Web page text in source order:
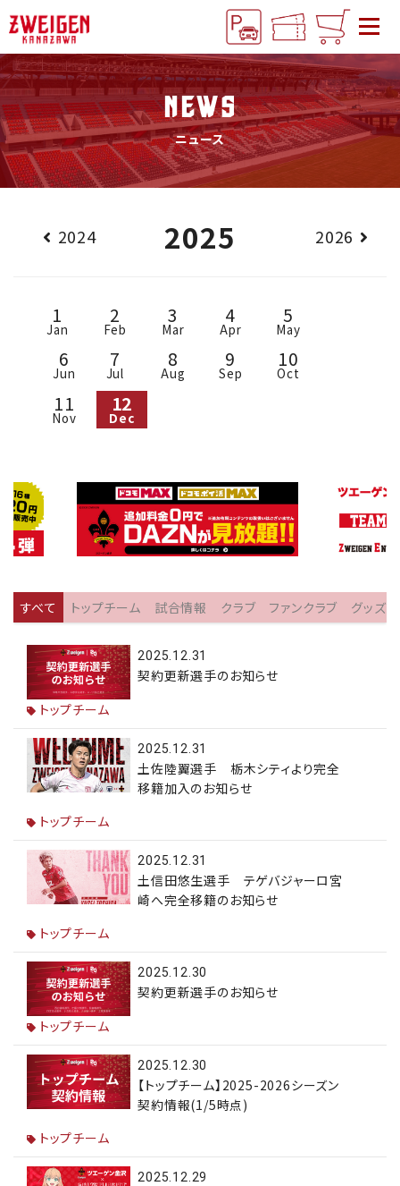
NEWS
ニュース
2024 2025 2026
1
Jan
2
Feb
3
Mar
4
Apr
5
May
6
Jun
7
Jul
8
Aug
9
Sep
10
Oct
11
Nov
12
Dec
すべて トップチーム 試合情報 クラブ ファンクラブ グッズ
2025.12.31
契約更新選手のお知らせ
トップチーム
2025.12.31
土佐陸翼選手 栃木シティより完全
移籍加入のお知らせ
トップチーム
2025.12.31
土信田悠生選手 テゲバジャーロ宮
崎へ完全移籍のお知らせ
トップチーム
2025.12.30
契約更新選手のお知らせ
トップチーム
2025.12.30
【トップチーム】2025-2026シーズン
契約情報(1/5時点)
トップチーム
2025.12.29